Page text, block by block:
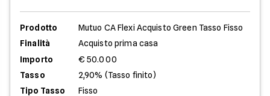
Prodotto
Mutuo CA Flexi Acquisto Green Tasso Fisso
Finalità
Acquisto prima casa
Importo
€ 50.000
Tasso
2,90% (Tasso finito)
Tipo Tasso
Fisso